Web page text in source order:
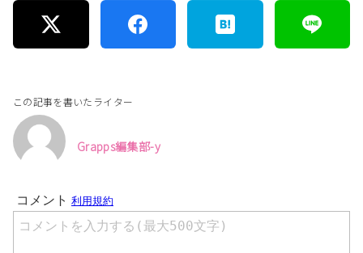
この記事を書いたライター
Grapps編集部-y